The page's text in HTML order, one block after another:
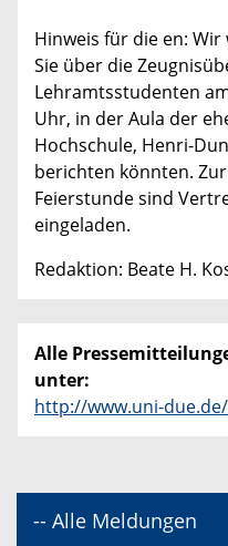
Hinweis für die en:
Sie über die
Lehramtsstudenten
Uhr, in der Aula der
Hochschule, Henri-
berichten könnten.
Feierstunde sind
eingeladen.
Redaktion: Beate H.
Alle
unter:
http://www.uni-
-- Alle Meldungen